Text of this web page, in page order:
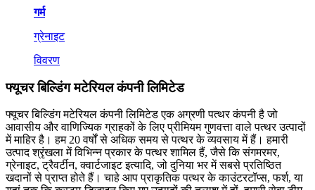
गर्म
ग्रेनाइट
विवरण
फ्यूचर बिल्डिंग मटेरियल कंपनी लिमिटेड
फ्यूचर बिल्डिंग मटेरियल कंपनी लिमिटेड एक अग्रणी पत्थर कंपनी है जो
आवासीय और वाणिज्यिक ग्राहकों के लिए प्रीमियम गुणवत्ता वाले पत्थर उत्पादों
में माहिर है। हम 20 वर्षों से अधिक समय से पत्थर के व्यवसाय में हैं। हमारी
उत्पाद श्रृंखला में विभिन्न प्रकार के पत्थर शामिल हैं, जैसे कि संगमरमर,
ग्रेनाइट, ट्रैवर्टीन, क्वार्टजाइट इत्यादि, जो दुनिया भर में सबसे प्रतिष्ठित
खदानों से प्राप्त होते हैं। चाहे आप प्राकृतिक पत्थर के काउंटरटॉप्स, फर्श, या